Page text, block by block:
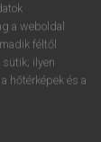
a weboldal
féltől
ilyen
hőtérképek és a